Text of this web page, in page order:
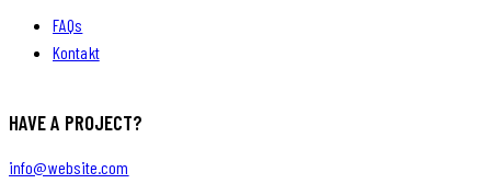
FAQs
Kontakt
HAVE A PROJECT?
info@website.com